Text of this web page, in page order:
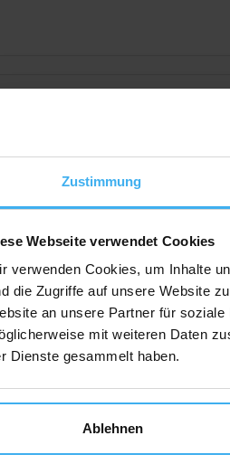
Zustimmung
Webseite verwendet Cookies
verwenden Cookies, um Inhalte
die Zugriffe auf unsere Website
an unsere Partner für
mit weiteren Daten
Dienste gesammelt haben.
Ablehnen
1, 73274 Notzingen,
Jetzt Anrufen
Für